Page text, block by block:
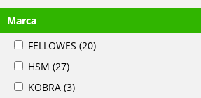
Marca
FELLOWES (20)
HSM (27)
KOBRA (3)